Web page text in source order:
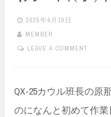
2025年4月19日
MEMBER
LEAVE A COMMENT
QX-25カウル班長の原
のになんと初めて作